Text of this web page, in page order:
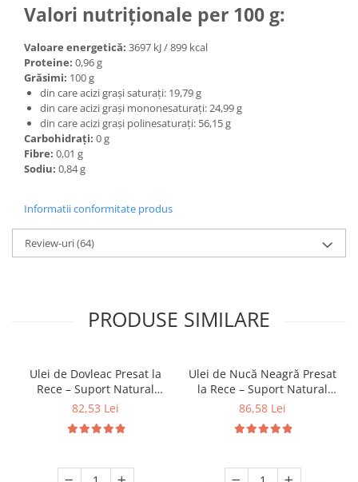
Valori nutriționale per 100 g:
Valoare energetică: 3697 kJ / 899 kcal
Proteine: 0,96 g
Grăsimi: 100 g
din care acizi grași saturați: 19,79 g
din care acizi grași mononesaturați: 24,99 g
din care acizi grași polinesaturați: 56,15 g
Carbohidrați: 0 g
Fibre: 0,01 g
Sodiu: 0,84 g
Informatii conformitate produs
Review-uri(64)
PRODUSE SIMILARE
Ulei de Dovleac Presat la
Rece – Suport Natural
pentru Prostată și Sistemul
82,53 Lei
Ulei de Nucă Neagră Presat
la Rece – Suport Natural
pentru Digestie 250 ml
86,58 Lei